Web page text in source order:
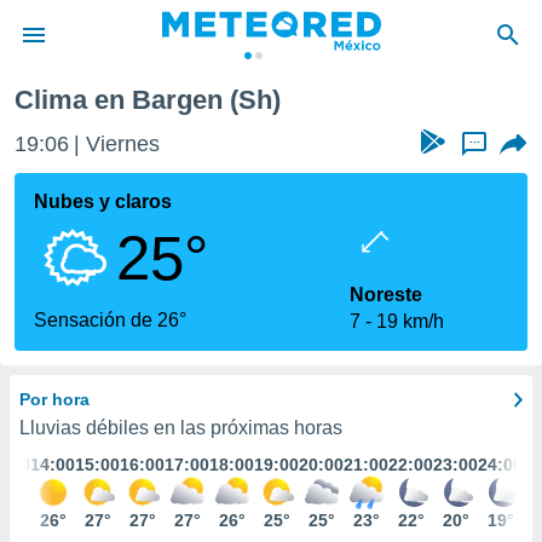
de
ha sido
calidad.
a este
las
y
digital
basada
Clima en Bargen (Sh)
19:06 Viernes ...
Nubes y claros
25°
Sensación de 26°
Noreste
7
19 km/h
Por hora
Lluvias débiles en las próximas horas
14:00
26°
15:00
27°
16:00
27°
17:00
27°
18:00
26°
19:00
25°
20:00
25°
21:00
23°
22:00
22°
23:00
20°
24:00
19°